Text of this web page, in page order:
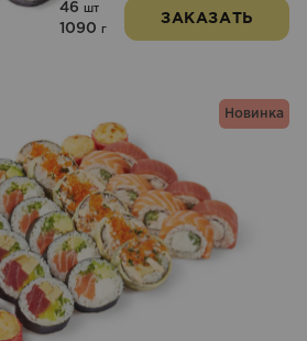
46 шт
1090 г
ЗАКАЗАТЬ
Новинка